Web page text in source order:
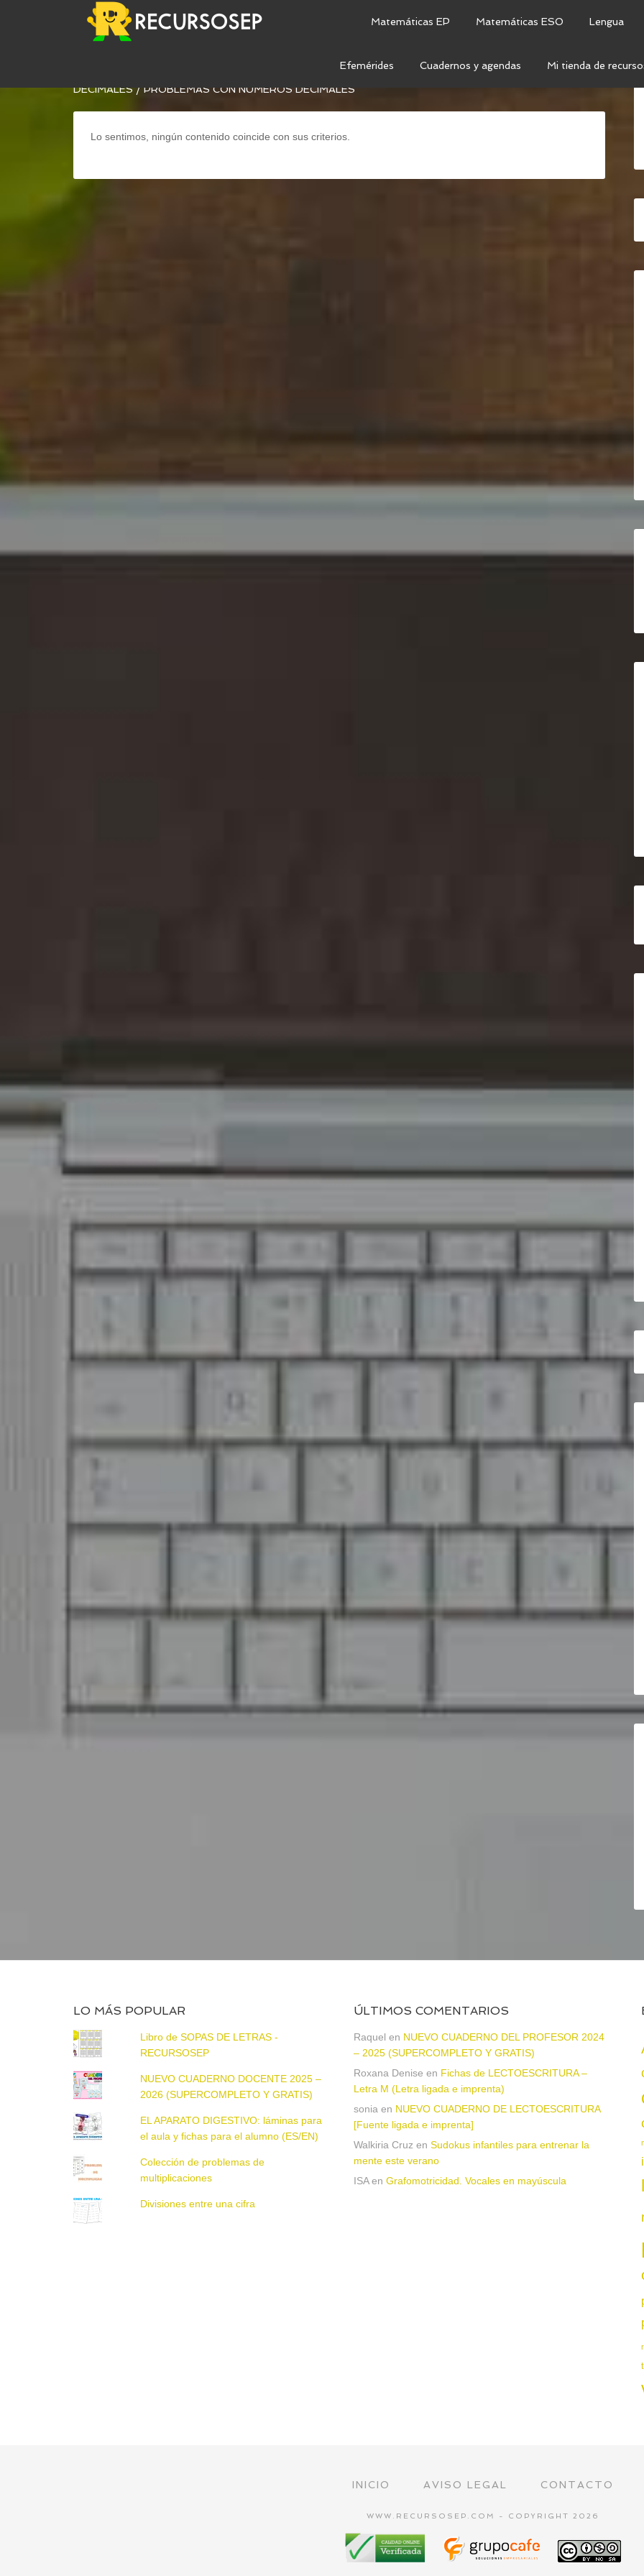
Matemáticas EP Matemáticas ESO Lengua
Efemérides Cuadernos y agendas Mi tienda de
NÚMEROS
DECIMALES /PROBLEMAS CON NÚMEROS DECIMALES
Lo sentimos, ningún contenido coincide con sus criterios.
LO MÁS POPULAR
Libro de SOPAS DE LETRAS -
RECURSOSEP
NUEVO CUADERNO DOCENTE 2025 –
2026 (SUPERCOMPLETO Y GRATIS)
EL APARATO DIGESTIVO: láminas para
el aula y fichas para el alumno (ES/EN)
Colección de problemas de
multiplicaciones
Divisiones entre una cifra
ÚLTIMOS COMENTARIOS
Raquel en NUEVO CUADERNO DEL PROFESOR 2024
– 2025 (SUPERCOMPLETO Y GRATIS)
Roxana Denise en Fichas de LECTOESCRITURA –
Letra M (Letra ligada e imprenta)
sonia en NUEVO CUADERNO DE LECTOESCRITURA
[Fuente ligada e imprenta]
Walkiria Cruz en Sudokus infantiles para entrenar la
mente este verano
ISAen Grafomotricidad. Vocales en mayúscula
INICIO AVISO LEGAL CONTACTO
WWW.RECURSOSEP.COM - COPYRIGHT 2026